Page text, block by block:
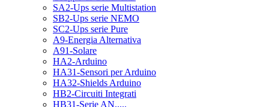
SA2-Ups serie Multistation
SB2-Ups serie NEMO
SC2-Ups serie Pure
A9-Energia Alternativa
A91-Solare
HA2-Arduino
HA31-Sensori per Arduino
HA32-Shields Arduino
HB2-Circuiti Integrati
HB31-Serie AN.....